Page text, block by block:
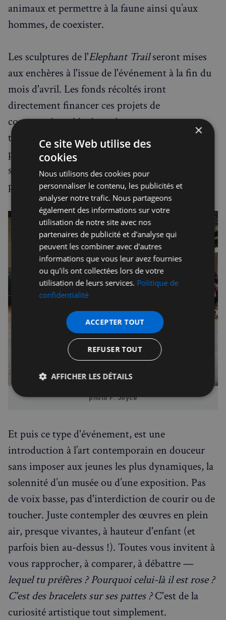
animaux et permettre à la faune ainsi qu’aux
hommes, de coexister.
Les sculptures de l'Elephant Trailseront mises
aux enchères à l'issue de l'événement à la fin du
mois d'avril. Les fonds récoltés iront
directement financer ces projets de
conservation. Ainsi, venir se promener se
transforme dans ce cadre, en geste écologique
pour la planète. C'est une manière originale et
sympathique de sensibiliser les enfants à la
protection de la faune en Asie et ailleurs.
photo F. Joyce
Et puis ce type d'événement, est une
introduction à l’art contemporain en douceur
sans imposer aux jeunes les plus dynamiques, la
solennité d’un musée ou d’une exposition. Pas
de voix basse, pas d'interdiction de courir ou de
toucher. Juste contempler des œuvres en plein
air, presque vivantes, à hauteur d'enfant (et
parfois bien au-dessus !). Toutes vous invitent à
vous rapprocher, à comparer, à débattre —
lequel tu préfères ? Pourquoi celui-là il est rose ?
C'est des bracelets sur ses pattes ?C'est de la
curiosité artistique tout simplement.
×
Ce site Web utilise des
cookies
Nous utilisons des cookies pour
personnaliser le contenu, les publicités et
analyser notre trafic. Nous partageons
également des informations sur votre
utilisation de notre site avec nos
partenaires de publicité et d'analyse qui
peuvent les combiner avec d'autres
informations que vous leur avez fournies
ou qu'ils ont collectées lors de votre
utilisation de leurs services. Politique de
confidentialité
ACCEPTER TOUT
REFUSER TOUT
AFFICHER LES DÉTAILS
Strictement
Performance Ciblage
Fonctionnalité
Strictement nécessaires
Performance
Ciblage
Fonctionnalité
Les cookies strictement nécessaires habilitent des
connexion des utilisateurs et la gestion des comptes.
sans les cookies strictement nécessaires.
Nom
Fournisseur/
Expiration